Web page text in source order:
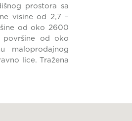
prostora sa
visine od 2,7 –
od oko 2600
površine od oko
maloprodajnog
lice. Tražena